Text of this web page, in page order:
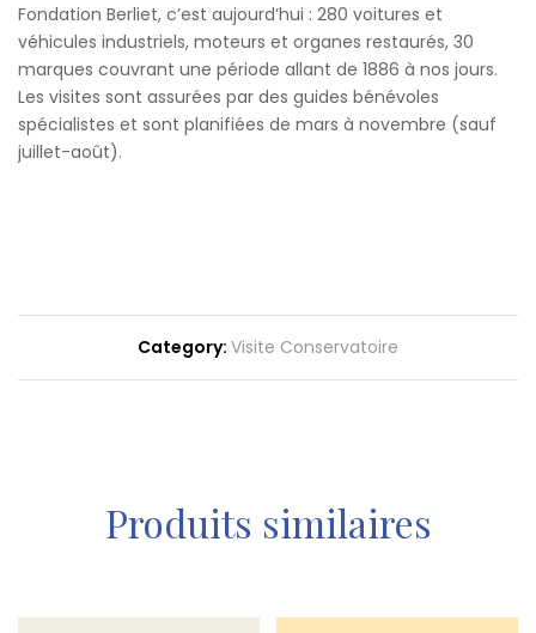
Fondation Berliet, c’est aujourd’hui : 280 voitures et
véhicules industriels, moteurs et organes restaurés, 30
marques couvrant une période allant de 1886 à nos jours.
Les visites sont assurées par des guides bénévoles
spécialistes et sont planifiées de mars à novembre (sauf
juillet-août).
Category: Visite Conservatoire
Produits similaires